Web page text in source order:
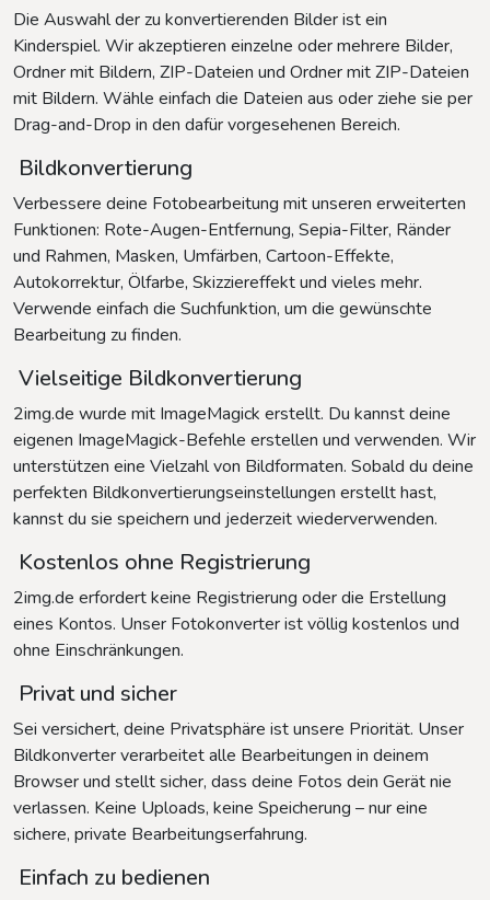
Die Auswahl der zu konvertierenden Bilder ist ein
Kinderspiel. Wir akzeptieren einzelne oder mehrere Bilder,
Ordner mit Bildern, ZIP-Dateien und Ordner mit ZIP-Dateien
mit Bildern. Wähle einfach die Dateien aus oder ziehe sie per
Drag-and-Drop in den dafür vorgesehenen Bereich.
Bildkonvertierung
Verbessere deine Fotobearbeitung mit unseren erweiterten
Funktionen: Rote-Augen-Entfernung, Sepia-Filter, Ränder
und Rahmen, Masken, Umfärben, Cartoon-Effekte,
Autokorrektur, Ölfarbe, Skizziereffekt und vieles mehr.
Verwende einfach die Suchfunktion, um die gewünschte
Bearbeitung zu finden.
Vielseitige Bildkonvertierung
2img.de wurde mit ImageMagick erstellt. Du kannst deine
eigenen ImageMagick-Befehle erstellen und verwenden. Wir
unterstützen eine Vielzahl von Bildformaten. Sobald du deine
perfekten Bildkonvertierungseinstellungen erstellt hast,
kannst du sie speichern und jederzeit wiederverwenden.
Kostenlos ohne Registrierung
2img.de erfordert keine Registrierung oder die Erstellung
eines Kontos. Unser Fotokonverter ist völlig kostenlos und
ohne Einschränkungen.
Privat und sicher
Sei versichert, deine Privatsphäre ist unsere Priorität. Unser
Bildkonverter verarbeitet alle Bearbeitungen in deinem
Browser und stellt sicher, dass deine Fotos dein Gerät nie
verlassen. Keine Uploads, keine Speicherung – nur eine
sichere, private Bearbeitungserfahrung.
Einfach zu bedienen